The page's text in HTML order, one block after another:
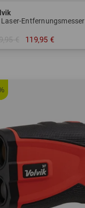
Laser-Entfernungsmesser
€ 119,95 €